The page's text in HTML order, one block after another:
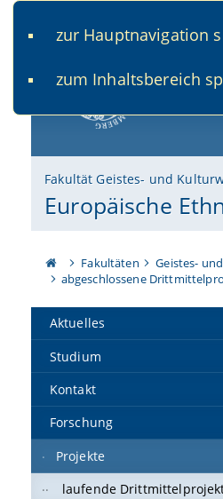
zur Hauptnavigation
zum Inhaltsbereich
Fakultät Geistes- und
Europäische
Fakultäten Geistes-
abgeschlossene
Aktuelles
Studium
Kontakt
Forschung
Projekte
laufende